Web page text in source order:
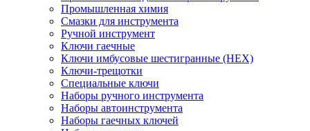
Промышленная химия
Смазки для инструмента
Ручной инструмент
Ключи гаечные
Ключи имбусовые шестигранные (HEX)
Ключи-трещотки
Специальные ключи
Наборы ручного инструмента
Наборы автоинструмента
Наборы гаечных ключей